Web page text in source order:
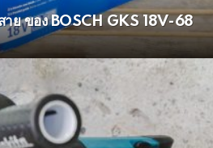
สาย ของ BOSCH GKS 18V-68